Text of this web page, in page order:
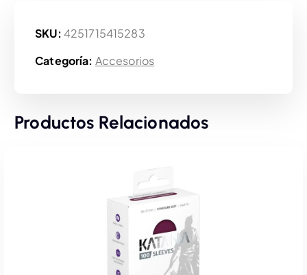
SKU: 4251715415283
Categoría: Accesorios
Productos Relacionados